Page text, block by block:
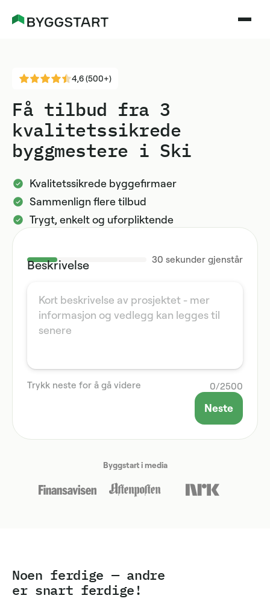
4,6 (500+)
Få tilbud fra 3
kvalitetssikrede
byggmestere i Ski
Kvalitetssikrede byggefirmaer
Sammenlign flere tilbud
Trygt, enkelt og uforpliktende
30 sekunder gjenstår
Beskrivelse
0/2500
Trykk neste for å gå videre
Neste
Byggstart i media
Noen ferdige — andre
er snart ferdige!